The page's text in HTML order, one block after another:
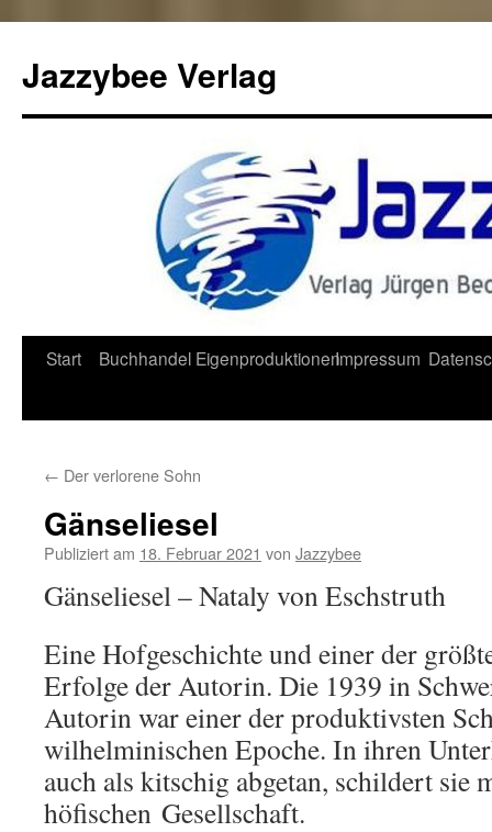
Jazzybee Verlag
Zum
Start Buchhandel EigenproduktionenImpressum
← Der verlorene Sohn
Gänseliesel
Publiziert am 18. Februar 2021 von Jazzybee
Gänseliesel – Nataly von Eschstruth
Eine Hofgeschichte und einer der
Erfolge der Autorin. Die 1939 in
Autorin war einer der produktivsten
wilhelminischen Epoche. In ihren
auch als kitschig abgetan, schildert sie
höfischen Gesellschaft.